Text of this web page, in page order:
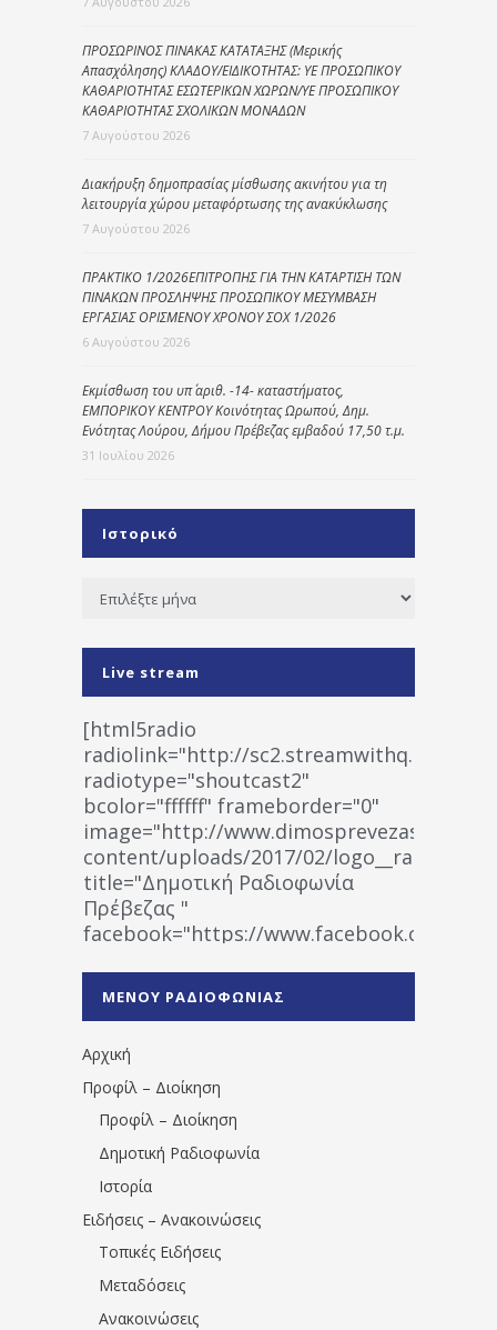
ΠΡΟΣΩΡΙΝΟΣ ΠΙΝΑΚΑΣ ΚΑΤΑΤΑΞΗΣ (Μερικής
Απασχόλησης) ΚΛΑΔΟΥ/ΕΙΔΙΚΟΤΗΤΑΣ: ΥΕ ΠΡΟΣΩΠΙΚΟΥ
ΚΑΘΑΡΙΟΤΗΤΑΣ ΕΣΩΤΕΡΙΚΩΝ ΧΩΡΩΝ/ΥΕ ΠΡΟΣΩΠΙΚΟΥ
ΚΑΘΑΡΙΟΤΗΤΑΣ ΣΧΟΛΙΚΩΝ ΜΟΝΑΔΩΝ
7 Αυγούστου 2026
Διακήρυξη δημοπρασίας μίσθωσης ακινήτου για τη
λειτουργία χώρου μεταφόρτωσης της ανακύκλωσης
7 Αυγούστου 2026
ΠΡΑΚΤΙΚΟ 1/2026ΕΠΙΤΡΟΠΗΣ ΓΙΑ ΤΗΝ ΚΑΤΑΡΤΙΣΗ ΤΩΝ
ΠΙΝΑΚΩΝ ΠΡΟΣΛΗΨΗΣ ΠΡΟΣΩΠΙΚΟΥ ΜΕΣΥΜΒΑΣΗ
ΕΡΓΑΣΙΑΣ ΟΡΙΣΜΕΝΟΥ ΧΡΟΝΟΥ ΣΟΧ 1/2026
6 Αυγούστου 2026
Εκμίσθωση του υπ΄ αριθ. -14- καταστήματος,
ΕΜΠΟΡΙΚΟΥ ΚΕΝΤΡΟΥ Κοινότητας Ωρωπού, Δημ.
Ενότητας Λούρου, Δήμου Πρέβεζας εμβαδού 17,50 τ.μ.
31 Ιουλίου 2026
Ιστορικό
Ιστορικό
Live stream
[html5radio
radiolink="http://
radiotype="shoutcast2"
bcolor="ffffff" frameborder="0"
image="http://www.dimosprevezas.gr/wp-
content/uploads/2017/02/
title="Δημοτική Ραδιοφωνία
Πρέβεζας "
facebook="https://www.facebook.com/
1531194763766854/" artist="" ]
ΜΕΝΟΥ ΡΑΔΙΟΦΩΝΙΑΣ
Αρχική
Προφίλ – Διοίκηση
Προφίλ – Διοίκηση
Δημοτική Ραδιοφωνία
Ιστορία
Ειδήσεις – Ανακοινώσεις
Τοπικές Ειδήσεις
Μεταδόσεις
Ανακοινώσεις